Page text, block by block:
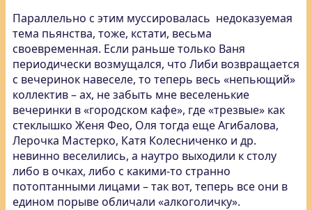
Параллельно с этим муссировалась недоказуемая
тема пьянства, тоже, кстати, весьма
своевременная. Если раньше только Ваня
периодически возмущался, что Либи возвращается
с вечеринок навеселе, то теперь весь «непьющий»
коллектив – ах, не забыть мне веселенькие
вечеринки в «городском кафе», где «трезвые» как
стеклышко Женя Фео, Оля тогда еще Агибалова,
Лерочка Мастерко, Катя Колесниченко и др.
невинно веселились, а наутро выходили к столу
либо в очках, либо с какими-то странно
потоптанными лицами – так вот, теперь все они в
едином порыве обличали «алкоголичку».